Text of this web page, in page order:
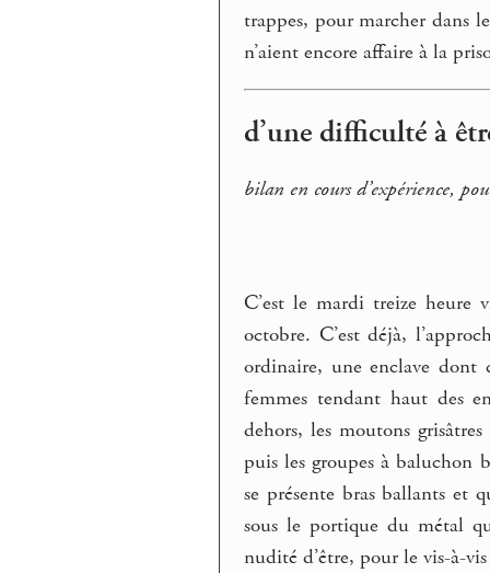
trappes, pour marcher dans
n’aient encore affaire à la
d’une difficulté à
bilan en cours d’expérience,
C’est le mardi treize heure
octobre. C’est déjà,
ordinaire, une enclave dont
femmes tendant haut des
dehors, les moutons
puis les groupes à
se présente bras ballants et
sous le portique du métal
nudité d’être, pour le vis-à-